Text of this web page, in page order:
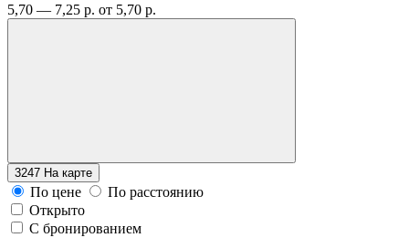
5,70 — 7,25 р. от 5,70 р.
3247 На карте
По цене
По расстоянию
Открыто
С бронированием